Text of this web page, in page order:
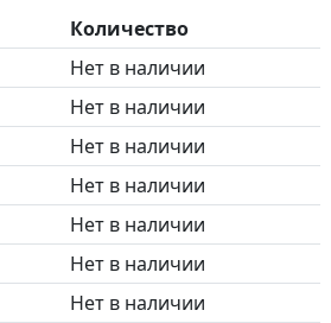
Количество
Нет в наличии
Нет в наличии
Нет в наличии
Нет в наличии
Нет в наличии
Нет в наличии
Нет в наличии